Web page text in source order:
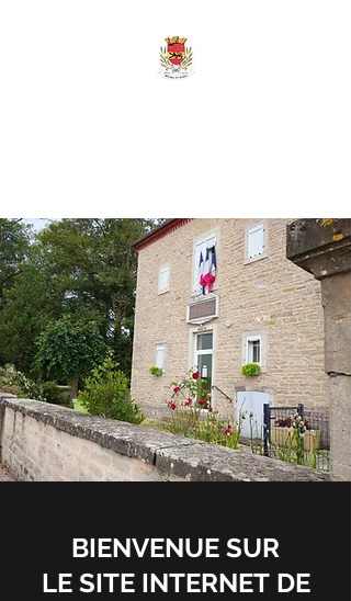
BIENVENUE SUR
LE SITE INTERNET DE